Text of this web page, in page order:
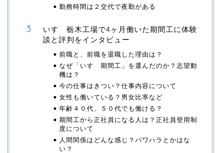
勤務時間は２交代で夜勤がある
いすゞ栃木工場で4ヶ月働いた期間工に体験
談と評判をインタビュー
前職と、前職を退職した理由は？
なぜ「いすゞ期間工」を選んだのか？志望動
機は？
今の仕事はきつい？仕事内容について
女性も働いている？男女比率など
年齢４０代、５０代でも働ける？
期間工から正社員になる人は？正社員登用制
度について
人間関係はどんな感じ？パワハラとかはな
い？